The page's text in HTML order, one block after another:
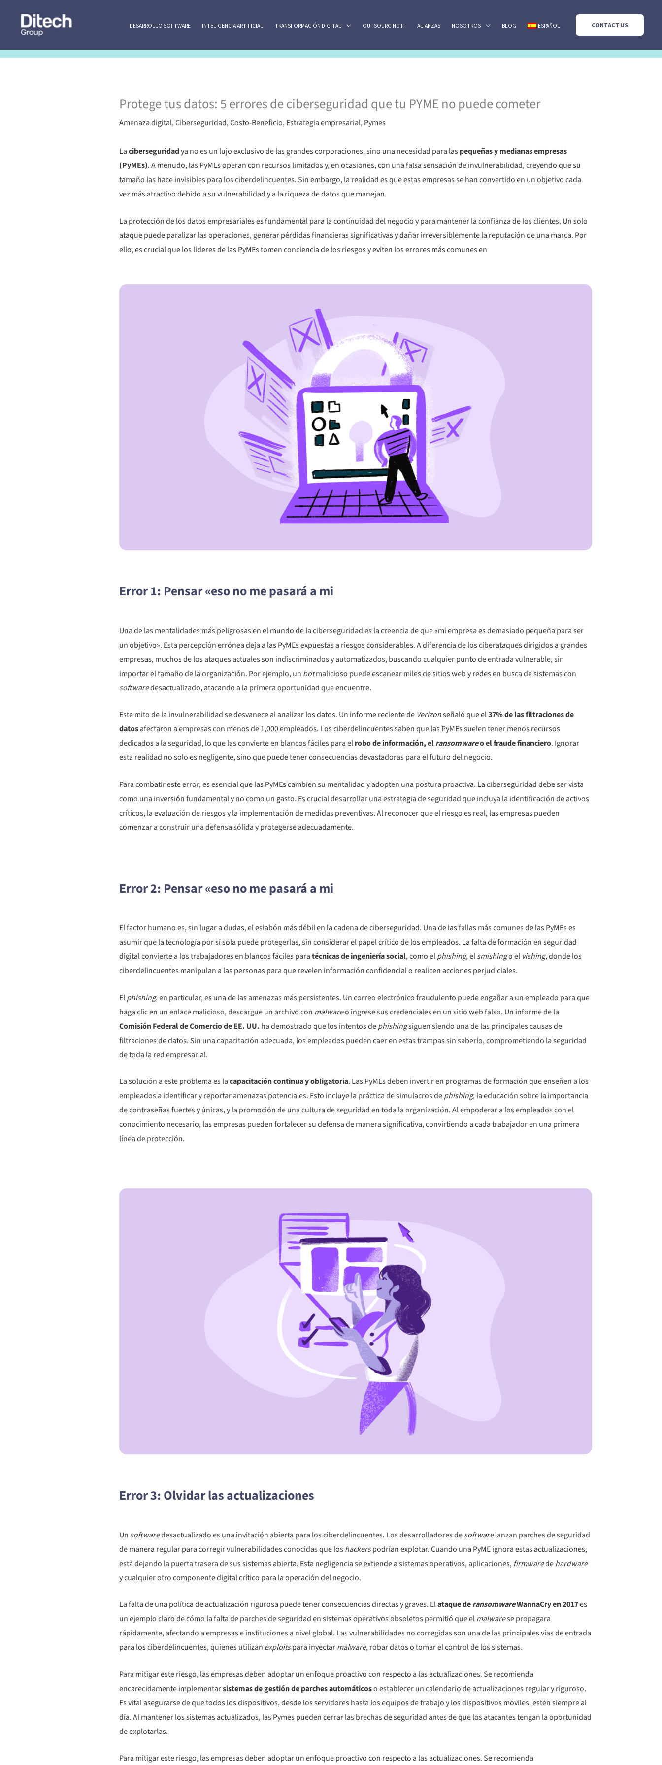
contenido
DESARROLLO SOFTWARE INTELIGENCIA ARTIFICIAL TRANSFORMACIÓN DIGITAL OUTSOURCING IT ALIANZAS NOSOTROS BLOG ESPAÑOL CONTACT US
Protege tus datos: 5 errores de ciberseguridad que tu PYME no puede cometer
Amenaza digital,Ciberseguridad,Costo-Beneficio,Estrategia empresarial,Pymes
Laciberseguridadya no es un lujo exclusivo de las grandes corporaciones, sino una necesidad para laspequeñas y medianas empresas
(PyMEs). A menudo, las PyMEs operan con recursos limitados y, en ocasiones, con una falsa sensación de invulnerabilidad, creyendo que su
tamaño las hace invisibles para los ciberdelincuentes. Sin embargo, la realidad es que estas empresas se han convertido en un objetivo cada
vez más atractivo debido a su vulnerabilidad y a la riqueza de datos que manejan.
La protección de los datos empresariales es fundamental para la continuidad del negocio y para mantener la confianza de los clientes. Un solo
ataque puede paralizar las operaciones, generar pérdidas financieras significativas y dañar irreversiblemente la reputación de una marca. Por
ello, es crucial que los líderes de las PyMEs tomen conciencia de los riesgos y eviten los errores más comunes en
Error 1: Pensar «eso no me pasará a mi
Una de las mentalidades más peligrosas en el mundo de la ciberseguridad es la creencia de que «mi empresa es demasiado pequeña para ser
un objetivo». Esta percepción errónea deja a las PyMEs expuestas a riesgos considerables. A diferencia de los ciberataques dirigidos a grandes
empresas, muchos de los ataques actuales son indiscriminados y automatizados, buscando cualquier punto de entrada vulnerable, sin
importar el tamaño de la organización. Por ejemplo, un botmalicioso puede escanear miles de sitios web y redes en busca de sistemas con
softwaredesactualizado, atacando a la primera oportunidad que encuentre.
Este mito de la invulnerabilidad se desvanece al analizar los datos. Un informe reciente de Verizonseñaló que el37% de las filtraciones de
datosafectaron a empresas con menos de 1,000 empleados. Los ciberdelincuentes saben que las PyMEs suelen tener menos recursos
dedicados a la seguridad, lo que las convierte en blancos fáciles para elrobo de información, elransomwareo el fraude financiero. Ignorar
esta realidad no solo es negligente, sino que puede tener consecuencias devastadoras para el futuro del negocio.
Para combatir este error, es esencial que las PyMEs cambien su mentalidad y adopten una postura proactiva. La ciberseguridad debe ser vista
como una inversión fundamental y no como un gasto. Es crucial desarrollar una estrategia de seguridad que incluya la identificación de activos
críticos, la evaluación de riesgos y la implementación de medidas preventivas. Al reconocer que el riesgo es real, las empresas pueden
comenzar a construir una defensa sólida y protegerse adecuadamente.
Error 2: Pensar «eso no me pasará a mi
El factor humano es, sin lugar a dudas, el eslabón más débil en la cadena de ciberseguridad. Una de las fallas más comunes de las PyMEs es
asumir que la tecnología por sí sola puede protegerlas, sin considerar el papel crítico de los empleados. La falta de formación en seguridad
digital convierte a los trabajadores en blancos fáciles paratécnicas de ingeniería social, como elphishing, elsmishingo el vishing, donde los
ciberdelincuentes manipulan a las personas para que revelen información confidencial o realicen acciones perjudiciales.
Elphishing, en particular, es una de las amenazas más persistentes. Un correo electrónico fraudulento puede engañar a un empleado para que
haga clic en un enlace malicioso, descargue un archivo con malwareo ingrese sus credenciales en un sitio web falso. Un informe de la
Comisión Federal de Comercio de EE. UU. ha demostrado que los intentos dephishingsiguen siendo una de las principales causas de
filtraciones de datos. Sin una capacitación adecuada, los empleados pueden caer en estas trampas sin saberlo, comprometiendo la seguridad
de toda la red empresarial.
La solución a este problema es lacapacitación continua y obligatoria. Las PyMEs deben invertir en programas de formación que enseñen a los
empleados a identificar y reportar amenazas potenciales. Esto incluye la práctica de simulacros dephishing, la educación sobre la importancia
de contraseñas fuertes y únicas, y la promoción de una cultura de seguridad en toda la organización. Al empoderar a los empleados con el
conocimiento necesario, las empresas pueden fortalecer su defensa de manera significativa, convirtiendo a cada trabajador en una primera
línea de protección.
Error 3: Olvidar las actualizaciones
Un softwaredesactualizado es una invitación abierta para los ciberdelincuentes. Los desarrolladores desoftwarelanzan parches de seguridad
de manera regular para corregir vulnerabilidades conocidas que loshackerspodrían explotar. Cuando una PyME ignora estas actualizaciones,
está dejando la puerta trasera de sus sistemas abierta. Esta negligencia se extiende a sistemas operativos, aplicaciones,firmwaredehardware
y cualquier otro componente digital crítico para la operación del negocio.
La falta de una política de actualización rigurosa puede tener consecuencias directas y graves. Elataque deransomwareWannaCry en 2017es
un ejemplo claro de cómo la falta de parches de seguridad en sistemas operativos obsoletos permitió que elmalwarese propagara
rápidamente, afectando a empresas e instituciones a nivel global. Las vulnerabilidades no corregidas son una de las principales vías de entrada
para los ciberdelincuentes, quienes utilizan exploitspara inyectarmalware, robar datos o tomar el control de los sistemas.
Para mitigar este riesgo, las empresas deben adoptar un enfoque proactivo con respecto a las actualizaciones. Se recomienda
encarecidamente implementarsistemas de gestión de parches automáticoso establecer un calendario de actualizaciones regular y riguroso.
Es vital asegurarse de que todos los dispositivos, desde los servidores hasta los equipos de trabajo y los dispositivos móviles, estén siempre al
día. Al mantener los sistemas actualizados, las Pymes pueden cerrar las brechas de seguridad antes de que los atacantes tengan la oportunidad
de explotarlas.
Para mitigar este riesgo, las empresas deben adoptar un enfoque proactivo con respecto a las actualizaciones. Se recomienda